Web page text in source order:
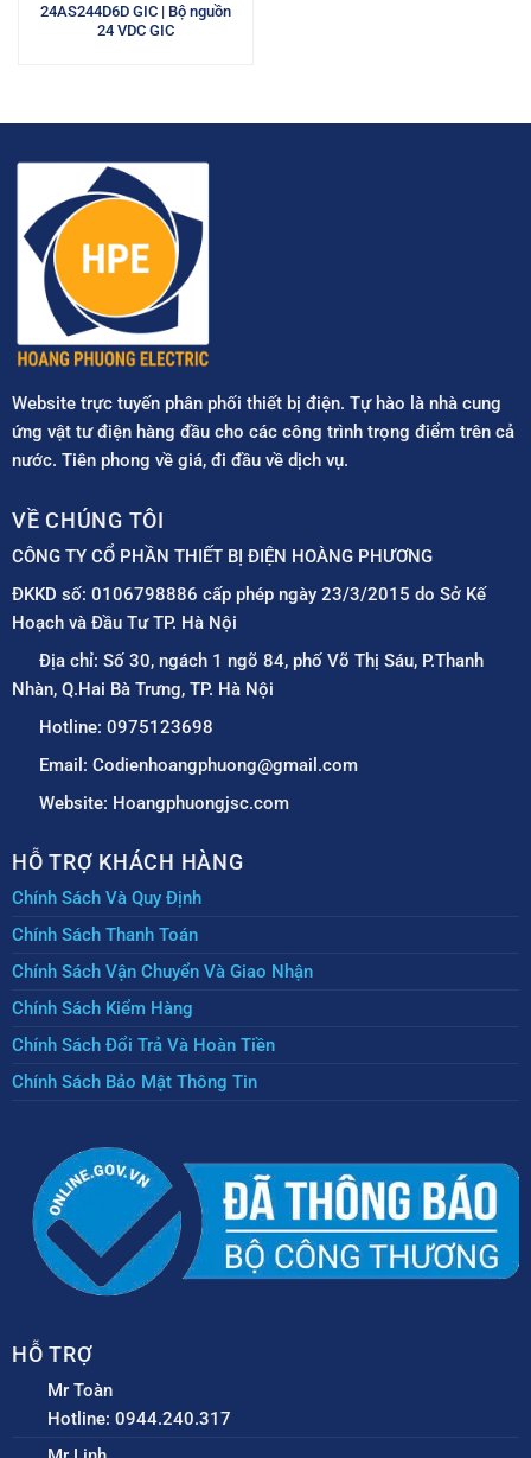
24AS244D6D GIC | Bộ nguồn
24 VDC GIC
Website trực tuyến phân phối thiết bị điện. Tự hào là nhà cung
ứng vật tư điện hàng đầu cho các công trình trọng điểm trên cả
nước. Tiên phong về giá, đi đầu về dịch vụ.
VỀ CHÚNG TÔI
CÔNG TY CỔ PHẦN THIẾT BỊ ĐIỆN HOÀNG PHƯƠNG
ĐKKD số: 0106798886 cấp phép ngày 23/3/2015 do Sở Kế
Hoạch và Đầu Tư TP. Hà Nội
Địa chỉ: Số 30, ngách 1 ngõ 84, phố Võ Thị Sáu, P.Thanh
Nhàn, Q.Hai Bà Trưng, TP. Hà Nội
Hotline: 0975123698
Email: Codienhoangphuong@gmail.com
Website: Hoangphuongjsc.com
HỖ TRỢ KHÁCH HÀNG
Chính Sách Và Quy Định
Chính Sách Thanh Toán
Chính Sách Vận Chuyển Và Giao Nhận
Chính Sách Kiểm Hàng
Chính Sách Đổi Trả Và Hoàn Tiền
Chính Sách Bảo Mật Thông Tin
HỖ TRỢ
Mr Toàn
Hotline: 0944.240.317